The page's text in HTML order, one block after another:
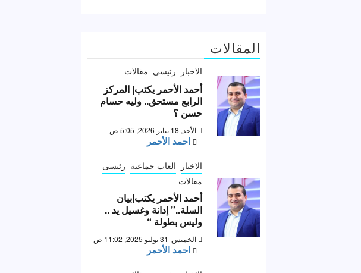
المقالات
الاخبار رئيسى مقالات
أحمد الأحمر يكتب| المركز
الرابع مستحق.. وليه حسام
حسن ؟
الأحد, 18 يناير 2026, 5:05 ص
احمد الأحمر
الاخبار العاب جماعية رئيسى
مقالات
أحمد الأحمر يكتب|بيان
السلة..” إدانة وغسيل يد ..
وليس بطولة “
الخميس, 31 يوليو 2025, 11:02 ص
احمد الأحمر